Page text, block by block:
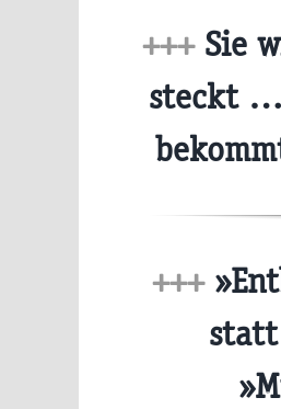
+++Sie
steckt …
+++